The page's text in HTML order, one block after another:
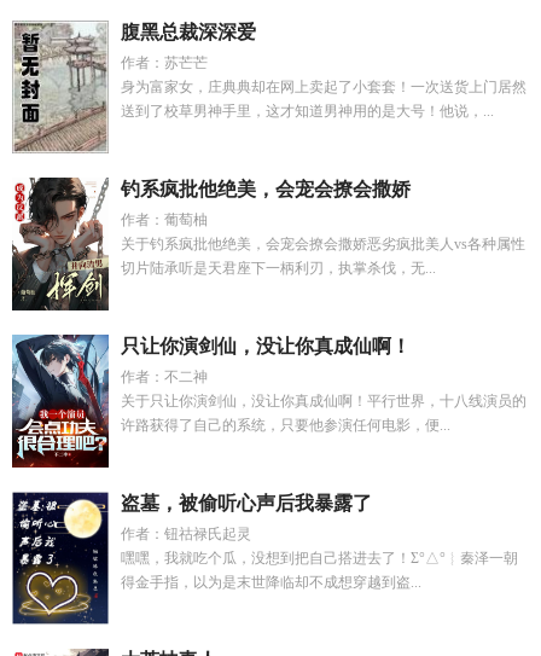
腹黑总裁深深爱
作者：苏芒芒
身为富家女，庄典典却在网上卖起了小套套！一次送货上门居然
送到了校草男神手里，这才知道男神用的是大号！他说，...
钓系疯批他绝美，会宠会撩会撒娇
作者：葡萄柚
关于钓系疯批他绝美，会宠会撩会撒娇恶劣疯批美人vs各种属性
切片陆承听是天君座下一柄利刃，执掌杀伐，无...
只让你演剑仙，没让你真成仙啊！
作者：不二神
关于只让你演剑仙，没让你真成仙啊！平行世界，十八线演员的
许路获得了自己的系统，只要他参演任何电影，便...
盗墓，被偷听心声后我暴露了
作者：钮祜禄氏起灵
嘿嘿，我就吃个瓜，没想到把自己搭进去了！Σ°△°︴秦泽一朝
得金手指，以为是末世降临却不成想穿越到盗...